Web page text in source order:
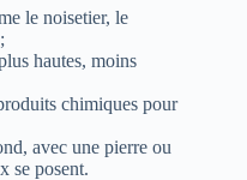
le noisetier, le
hautes, moins
chimiques pour
avec une pierre ou
se posent.